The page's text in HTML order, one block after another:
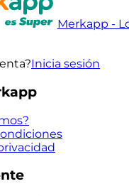
Merkapp -
Inicia sesión